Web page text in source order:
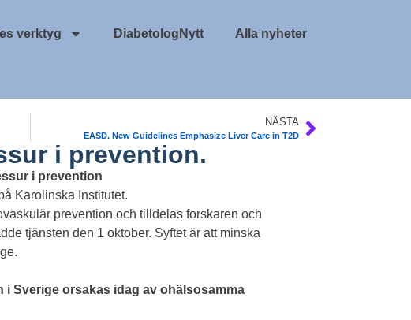
verktyg DiabetologNytt Alla nyheter
NÄSTA
EASD. New Guidelines Emphasize Liver Care in T2D
i prevention.
i prevention
Karolinska Institutet.
prevention och tilldelas forskaren och
tjänsten den 1 oktober. Syftet är att minska
Sverige orsakas idag av ohälsosamma